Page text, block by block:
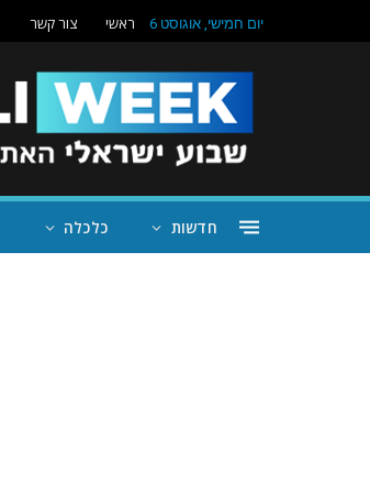
יום חמישי, אוגוסט 6 ראשי צור קשר
חדשות כלכלה